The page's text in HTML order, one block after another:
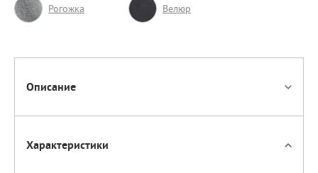
Рогожка
Велюр
Описание
Характеристики